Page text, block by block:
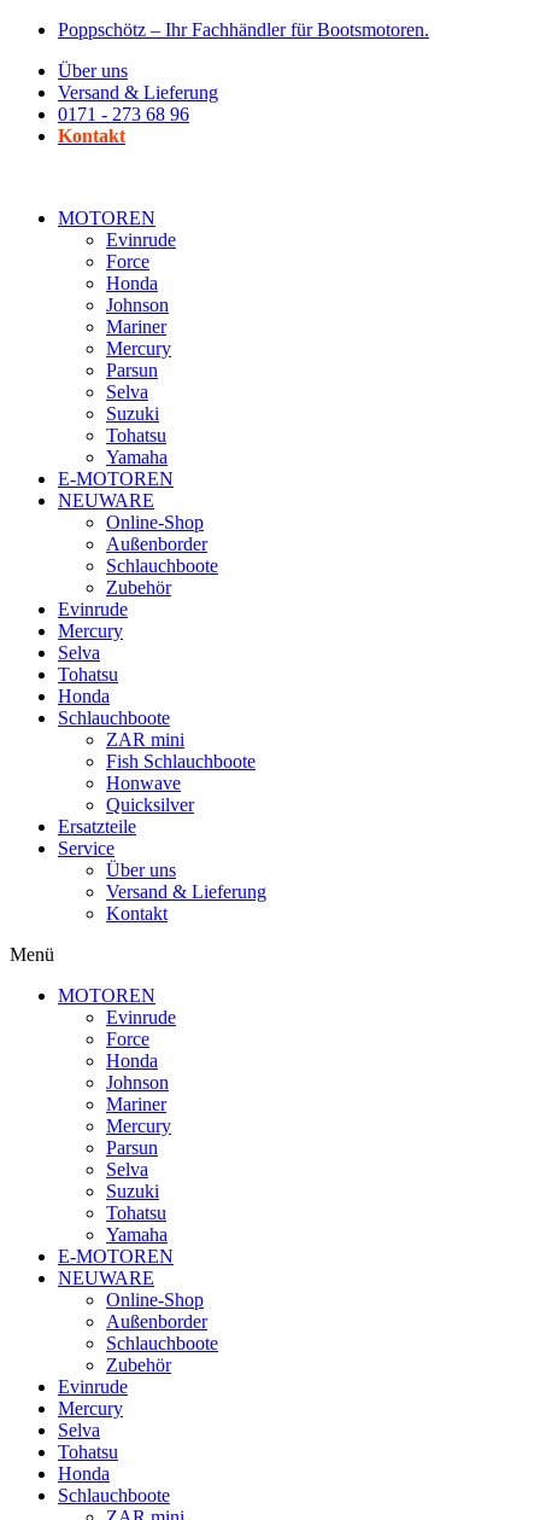
Zum
wechseln
Poppschötz – Ihr Fachhändler für Bootsmotoren.
Über uns
Versand & Lieferung
0171 - 273 68 96
Kontakt
MOTOREN
Evinrude
Force
Honda
Johnson
Mariner
Mercury
Parsun
Selva
Suzuki
Tohatsu
Yamaha
E-MOTOREN
NEUWARE
Online-Shop
Außenborder
Schlauchboote
Zubehör
Evinrude
Mercury
Selva
Tohatsu
Honda
Schlauchboote
ZAR mini
Fish Schlauchboote
Honwave
Quicksilver
Ersatzteile
Service
Über uns
Versand & Lieferung
Kontakt
Menü
MOTOREN
Evinrude
Force
Honda
Johnson
Mariner
Mercury
Parsun
Selva
Suzuki
Tohatsu
Yamaha
E-MOTOREN
NEUWARE
Online-Shop
Außenborder
Schlauchboote
Zubehör
Evinrude
Mercury
Selva
Tohatsu
Honda
Schlauchboote